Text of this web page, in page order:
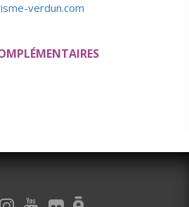
verdun.com